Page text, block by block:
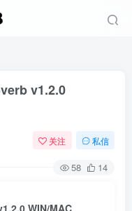
v1.2.0
关注 私信
58 14
WIN/MAC